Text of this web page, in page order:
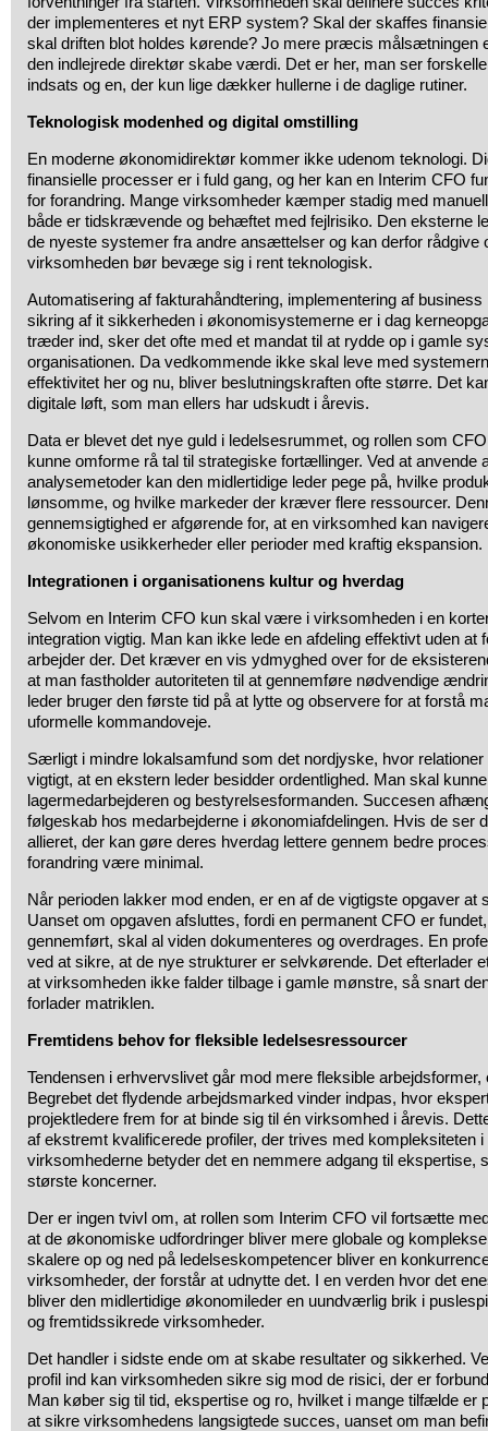
der implementeres et nyt ERP system? Skal der skaffes
skal driften blot holdes kørende? Jo mere præcis målsætningen
den indlejrede direktør skabe værdi. Det er her, man ser
indsats og en, der kun lige dækker hullerne i de daglige rutiner.
Teknologisk modenhed og digital omstilling
En moderne økonomidirektør kommer ikke udenom teknologi.
finansielle processer er i fuld gang, og her kan en Interim CFO
for forandring. Mange virksomheder kæmper stadig med
både er tidskrævende og behæftet med fejlrisiko. Den eksterne
de nyeste systemer fra andre ansættelser og kan derfor rådgive
virksomheden bør bevæge sig i rent teknologisk.
Automatisering af fakturahåndtering, implementering af
sikring af it sikkerheden i økonomisystemerne er i dag
træder ind, sker det ofte med et mandat til at rydde op i gamle
organisationen. Da vedkommende ikke skal leve med
effektivitet her og nu, bliver beslutningskraften ofte større. Det
digitale løft, som man ellers har udskudt i årevis.
Data er blevet det nye guld i ledelsesrummet, og rollen som
kunne omforme rå tal til strategiske fortællinger. Ved at anvende
analysemetoder kan den midlertidige leder pege på, hvilke
lønsomme, og hvilke markeder der kræver flere ressourcer.
gennemsigtighed er afgørende for, at en virksomhed kan
økonomiske usikkerheder eller perioder med kraftig ekspansion.
Integrationen i organisationens kultur og hverdag
Selvom en Interim CFO kun skal være i virksomheden i en
integration vigtig. Man kan ikke lede en afdeling effektivt uden at
arbejder der. Det kræver en vis ydmyghed over for de
at man fastholder autoriteten til at gennemføre nødvendige
leder bruger den første tid på at lytte og observere for at forstå
uformelle kommandoveje.
Særligt i mindre lokalsamfund som det nordjyske, hvor
vigtigt, at en ekstern leder besidder ordentlighed. Man skal
lagermedarbejderen og bestyrelsesformanden. Succesen
følgeskab hos medarbejderne i økonomiafdelingen. Hvis de ser
allieret, der kan gøre deres hverdag lettere gennem bedre
forandring være minimal.
Når perioden lakker mod enden, er en af de vigtigste opgaver at
Uanset om opgaven afsluttes, fordi en permanent CFO er
gennemført, skal al viden dokumenteres og overdrages. En
ved at sikre, at de nye strukturer er selvkørende. Det efterlader
at virksomheden ikke falder tilbage i gamle mønstre, så snart
forlader matriklen.
Fremtidens behov for fleksible ledelsesressourcer
Tendensen i erhvervslivet går mod mere fleksible
Begrebet det flydende arbejdsmarked vinder indpas, hvor
projektledere frem for at binde sig til én virksomhed i årevis.
af ekstremt kvalificerede profiler, der trives med kompleksiteten i
virksomhederne betyder det en nemmere adgang til ekspertise,
største koncerner.
Der er ingen tvivl om, at rollen som Interim CFO vil fortsætte
at de økonomiske udfordringer bliver mere globale og
skalere op og ned på ledelseskompetencer bliver en
virksomheder, der forstår at udnytte det. I en verden hvor det
bliver den midlertidige økonomileder en uundværlig brik i
og fremtidssikrede virksomheder.
Det handler i sidste ende om at skabe resultater og sikkerhed.
profil ind kan virksomheden sikre sig mod de risici, der er
Man køber sig til tid, ekspertise og ro, hvilket i mange tilfælde er
at sikre virksomhedens langsigtede succes, uanset om man